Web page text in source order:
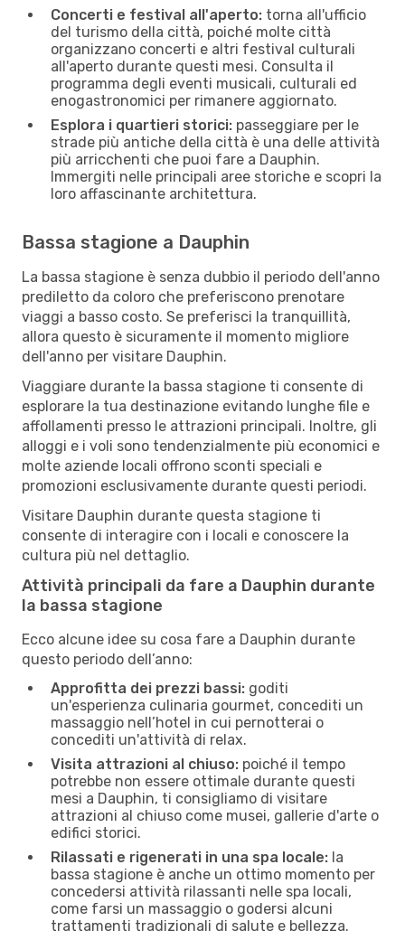
Concerti e festival all'aperto: torna all'ufficio
del turismo della città, poiché molte città
organizzano concerti e altri festival culturali
all'aperto durante questi mesi. Consulta il
programma degli eventi musicali, culturali ed
enogastronomici per rimanere aggiornato.
Esplora i quartieri storici: passeggiare per le
strade più antiche della città è una delle attività
più arricchenti che puoi fare a Dauphin.
Immergiti nelle principali aree storiche e scopri la
loro affascinante architettura.
Bassa stagione a Dauphin
La bassa stagione è senza dubbio il periodo dell'anno
prediletto da coloro che preferiscono prenotare
viaggi a basso costo. Se preferisci la tranquillità,
allora questo è sicuramente il momento migliore
dell'anno per visitare Dauphin.
Viaggiare durante la bassa stagione ti consente di
esplorare la tua destinazione evitando lunghe file e
affollamenti presso le attrazioni principali. Inoltre, gli
alloggi e i voli sono tendenzialmente più economici e
molte aziende locali offrono sconti speciali e
promozioni esclusivamente durante questi periodi.
Visitare Dauphin durante questa stagione ti
consente di interagire con i locali e conoscere la
cultura più nel dettaglio.
Attività principali da fare a Dauphin durante
la bassa stagione
Ecco alcune idee su cosa fare a Dauphin durante
questo periodo dell’anno:
Approfitta dei prezzi bassi: goditi
un'esperienza culinaria gourmet, concediti un
massaggio nell’hotel in cui pernotterai o
concediti un'attività di relax.
Visita attrazioni al chiuso: poiché il tempo
potrebbe non essere ottimale durante questi
mesi a Dauphin, ti consigliamo di visitare
attrazioni al chiuso come musei, gallerie d'arte o
edifici storici.
Rilassati e rigenerati in una spa locale: la
bassa stagione è anche un ottimo momento per
concedersi attività rilassanti nelle spa locali,
come farsi un massaggio o godersi alcuni
trattamenti tradizionali di salute e bellezza.